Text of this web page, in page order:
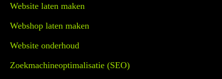
Website laten maken
Webshop laten maken
Website onderhoud
Zoekmachineoptimalisatie (SEO)